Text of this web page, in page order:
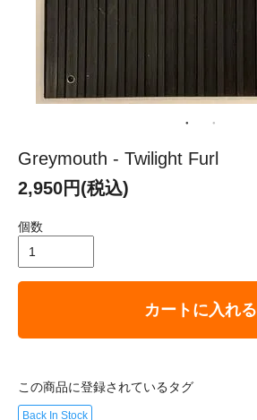
Greymouth - Twilight Furl
2,950円(税込)
個数
カートに入れる
この商品に登録されているタグ
Back In Stock